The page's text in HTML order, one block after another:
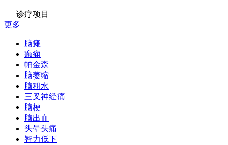
诊疗项目
更多
脑瘫
癫痫
帕金森
脑萎缩
脑积水
三叉神经痛
脑梗
脑出血
头晕头痛
智力低下